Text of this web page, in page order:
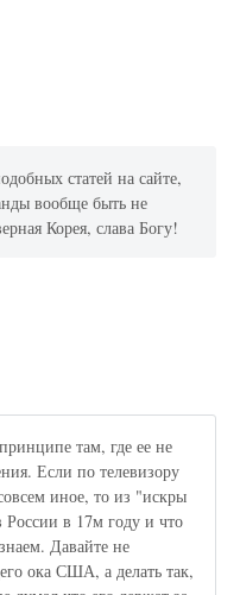
статей на сайте,
вообще быть не
Корея, слава Богу!
там, где ее не
Если по телевизору
иное, то из "искры
России в 17м году и что
Давайте не
ока США, а делать так,